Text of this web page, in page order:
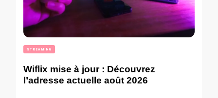
STREAMING
Wiflix mise à jour : Découvrez
l’adresse actuelle août 2026